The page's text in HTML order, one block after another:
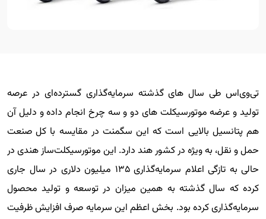
تی‌وی‌اس طی سال های گذشته سرمایه‌گذاری گسترده‌ای در عرصه
تولید و عرضه موتورسیکلت های دو و سه چرخ انجام داده و دلیل آن
هم پتانسیل بالایی است که این سگمنت در مقایسه با کل صنعت
حمل و نقل، به ویژه در کشور هند دارد. این موتورسیکلت‌ساز هندی در
حالی به تازگی اعلام سرمایه‌گذاری ۱۳۵ میلیون دلاری در سال جاری
کرده که سال گذشته به همین میزان در توسعه و تولید محصول
سرمایه‌گذاری کرده بود. بخش اعظم این سرمایه صرف افزایش ظرفیت